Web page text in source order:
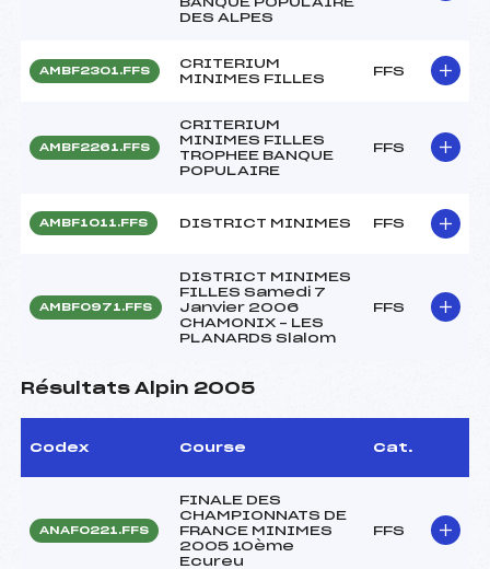
DES ALPES
AMBF2301.FFS
CRITERIUM
MINIMES FILLES
FFS
AMBF2261.FFS
CRITERIUM
MINIMES FILLES
TROPHEE BANQUE
POPULAIRE
FFS
AMBF1011.FFS DISTRICT MINIMES FFS
AMBF0971.FFS
DISTRICT MINIMES
FILLES Samedi 7
Janvier 2006
CHAMONIX – LES
PLANARDS Slalom
FFS
Résultats Alpin 2005
Codex Course Cat.
ANAF0221.FFS
FINALE DES
CHAMPIONNATS DE
FRANCE MINIMES
2005 10ème
Ecureu
FFS